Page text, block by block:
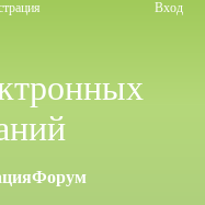
Вход
Форум